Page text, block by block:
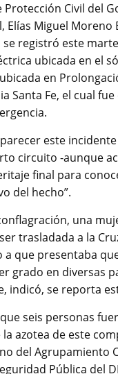
Protección Civil del
Elías Miguel Moreno
registró este
ubicada en el
en
Santa Fe, el cual
este
circuito -aunque
final para
del hecho”.
una
trasladada a la
a que presentaba
grado en diversas
indicó, se reporta
seis personas
la azotea de este
del Agrupamiento
Pública del